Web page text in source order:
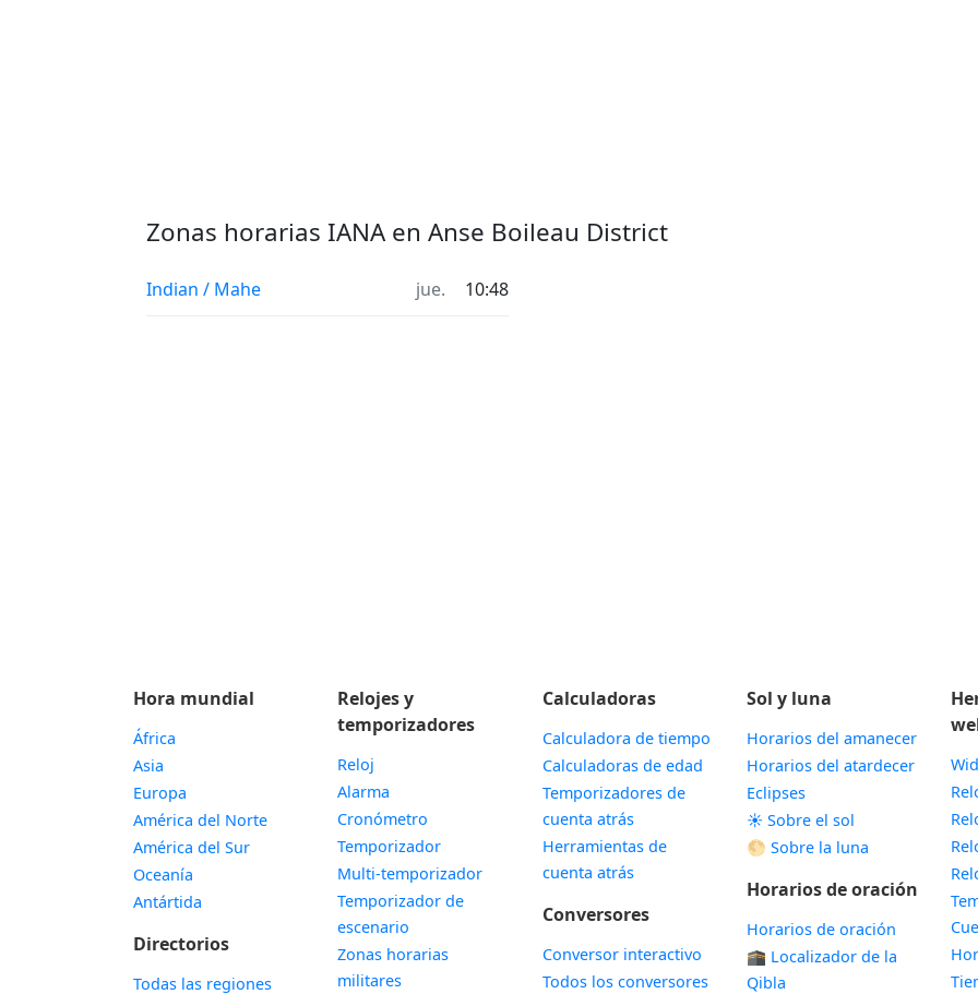
Zonas horarias IANA en Anse Boileau District
Indian / Mahe jue. 10:48
Hora mundial
África
Asia
Europa
América del Norte
América del Sur
Oceanía
Antártida
Directorios
Todas las regiones
Relojes y
temporizadores
Reloj
Alarma
Cronómetro
Temporizador
Multi-temporizador
Temporizador de
escenario
Zonas horarias
militares
Calculadoras
Calculadora de tiempo
Calculadoras de edad
Temporizadores de
cuenta atrás
Herramientas de
cuenta atrás
Conversores
Conversor interactivo
Todos los conversores
Sol y luna
Horarios del amanecer
Horarios del atardecer
Eclipses
☀️ Sobre el sol
🌕 Sobre la luna
Horarios de oración
Horarios de oración
🕋 Localizador de la
Qibla